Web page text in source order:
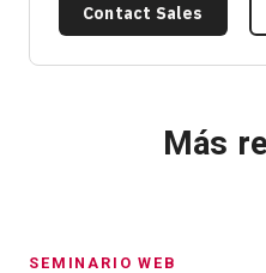
Contact Sales
Más
SEMINARIO WEB